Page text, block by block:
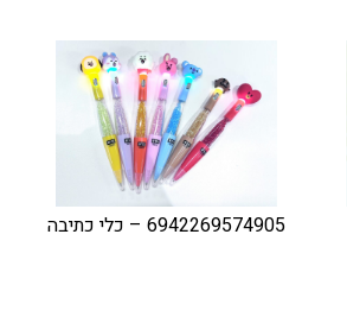
6942269574905 – כלי כתיבה